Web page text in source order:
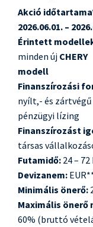
Akció
2026.06.01. –
Érintett
minden új CHERY
modell
Finanszírozási
nyílt,- és zártvégű
pénzügyi lízing
Finanszírozást
társas
Futamidő: 24 – 72
Devizanem:
Minimális önerő:
Maximális önerő
60% (bruttó